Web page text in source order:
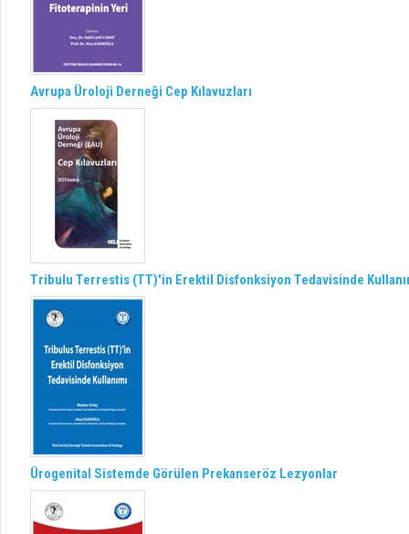
Avrupa Üroloji Derneği Cep Kılavuzları
Tribulu Terrestis (TT)'in Erektil Disfonksiyon Tedavisinde
Ürogenital Sistemde Görülen Prekanseröz Lezyonlar